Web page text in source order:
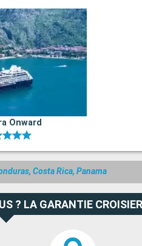
Onward
Costa Rica, Panama
? LA GARANTIE